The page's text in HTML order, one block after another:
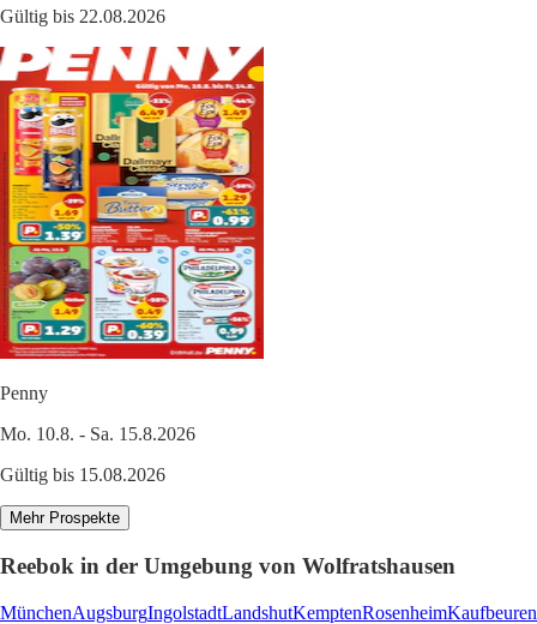
Gültig bis 22.08.2026
Penny
Mo. 10.8. - Sa. 15.8.2026
Gültig bis 15.08.2026
Mehr Prospekte
Reebok in der Umgebung von Wolfratshausen
MünchenAugsburgIngolstadtLandshutKemptenRosenheimKaufbeuren